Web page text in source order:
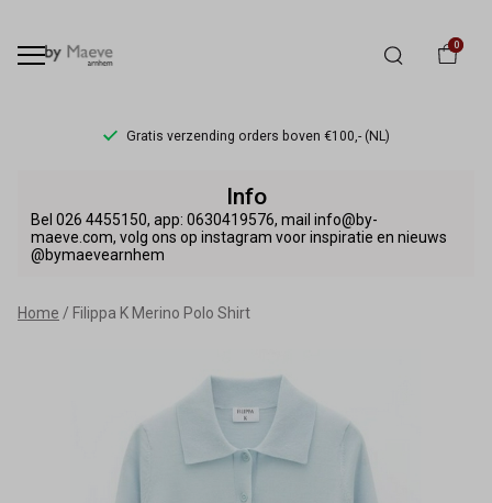
0
Gratis verzending orders boven €100,- (NL)
Merino
Polo
Info
Bel 026 4455150, app: 0630419576, mail info@by-
maeve.com, volg ons op instagram voor inspiratie en nieuws
@bymaevearnhem
Home Filippa K Merino Polo Shirt